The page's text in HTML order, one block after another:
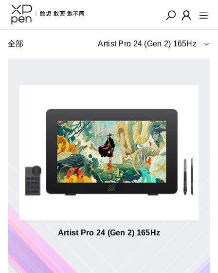
全部 Artist Pro 24 (Gen 2) 165Hz
Artist Pro 24 (Gen 2) 165Hz
取消订阅：随时一键取消
绘画教程
提示与故障排除